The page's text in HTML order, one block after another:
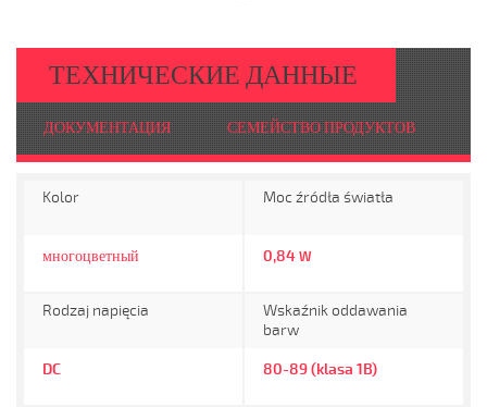
ТЕХНИЧЕСКИЕ ДАННЫЕ
ДОКУМЕНТАЦИЯ СЕМЕЙСТВО ПРОДУКТОВ
Kolor
многоцветный
Moc źródła światła
0,84 W
Rodzaj napięcia
DC
Wskaźnik oddawania
barw
80-89 (klasa 1B)